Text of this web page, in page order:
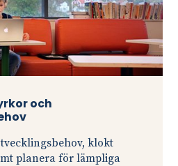
och
klokt
planera för lämpliga